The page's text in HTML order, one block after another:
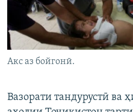
ГУЗОРИШҲОИ РАДИОӢ
Русский
Акс аз бойгонӣ.
Вазорати тандурустӣ ва